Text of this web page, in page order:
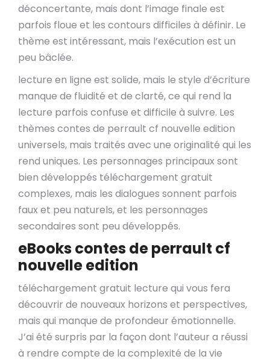
déconcertante, mais dont l’image finale est
parfois floue et les contours difficiles à définir. Le
thème est intéressant, mais l’exécution est un
peu bâclée.
lecture en ligne est solide, mais le style d’écriture
manque de fluidité et de clarté, ce qui rend la
lecture parfois confuse et difficile à suivre. Les
thèmes contes de perrault cf nouvelle edition
universels, mais traités avec une originalité qui les
rend uniques. Les personnages principaux sont
bien développés téléchargement gratuit
complexes, mais les dialogues sonnent parfois
faux et peu naturels, et les personnages
secondaires sont peu développés.
eBooks contes de perrault cf
nouvelle edition
téléchargement gratuit lecture qui vous fera
découvrir de nouveaux horizons et perspectives,
mais qui manque de profondeur émotionnelle.
J’ai été surpris par la façon dont l’auteur a réussi
à rendre compte de la complexité de la vie